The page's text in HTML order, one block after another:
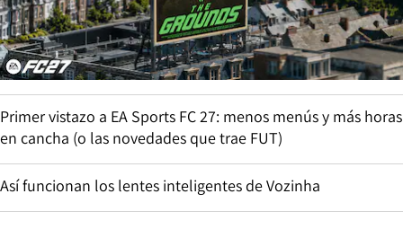
Primer vistazo a EA Sports FC 27: menos menús y más horas
en cancha (o las novedades que trae FUT)
Así funcionan los lentes inteligentes de Vozinha